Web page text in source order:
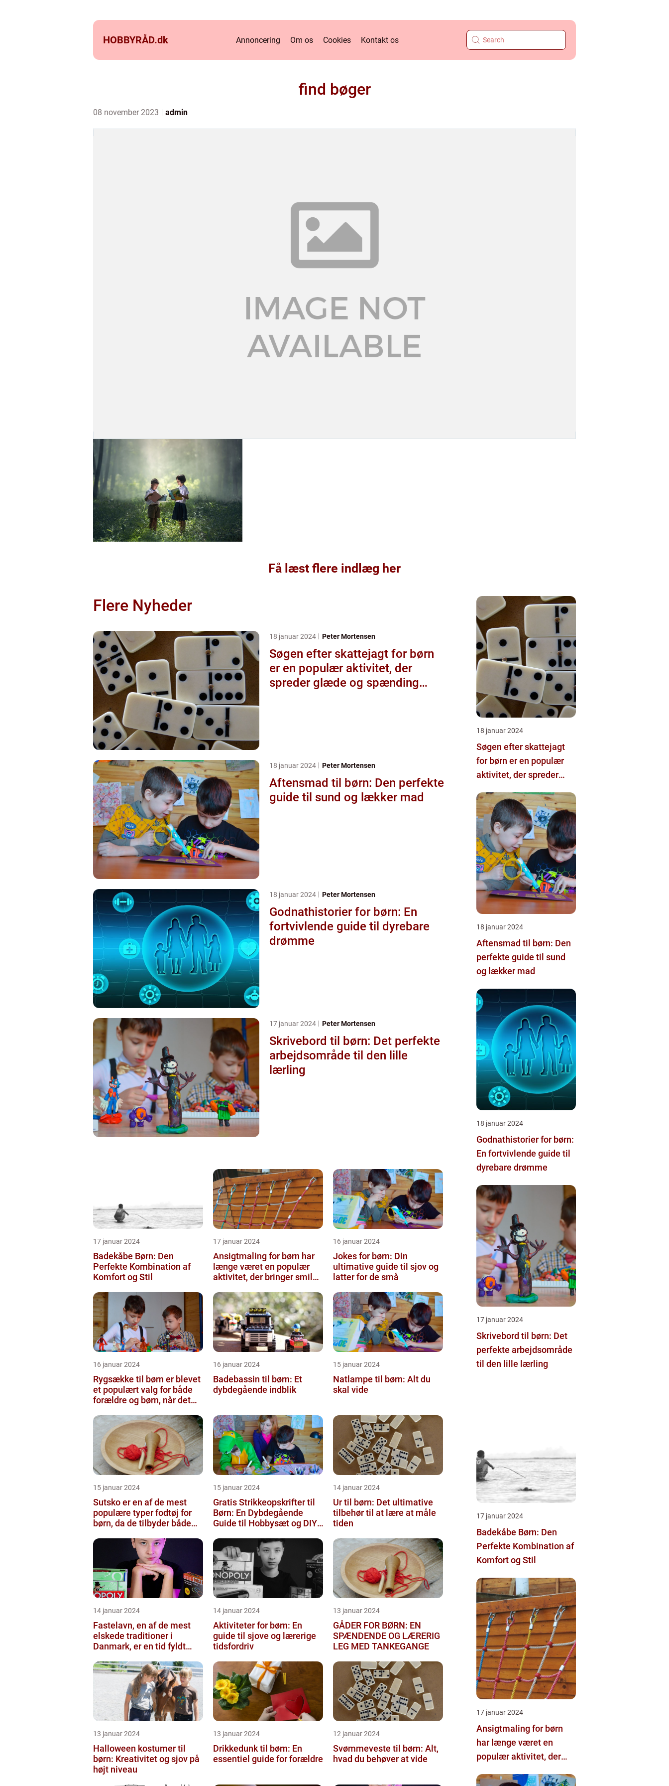
HOBBYRÅD.dk Annoncering Om os Cookies Kontakt os
find bøger
08 november 2023 admin
Få læst flere indlæg her
Flere Nyheder
18 januar 2024 Peter Mortensen
Søgen efter skattejagt for børn
er en populær aktivitet, der
spreder glæde og spænding
18 januar 2024 Peter Mortensen
Aftensmad til børn: Den perfekte
guide til sund og lækker mad
18 januar 2024 Peter Mortensen
Godnathistorier for børn: En
fortvivlende guide til dyrebare
drømme
17 januar 2024 Peter Mortensen
Skrivebord til børn: Det perfekte
arbejdsområde til den lille
lærling
17 januar 2024
Badekåbe Børn: Den
Perfekte Kombination af
Komfort og Stil
17 januar 2024
Ansigtmaling for børn har
længe været en populær
aktivitet, der bringer smil
16 januar 2024
Jokes for børn: Din
ultimative guide til sjov og
latter for de små
16 januar 2024
Rygsække til børn er blevet
et populært valg for både
forældre og børn, når det
16 januar 2024
Badebassin til børn: Et
dybdegående indblik
15 januar 2024
Natlampe til børn: Alt du
skal vide
15 januar 2024
Sutsko er en af de mest
populære typer fodtøj for
børn, da de tilbyder både
15 januar 2024
Gratis Strikkeopskrifter til
Børn: En Dybdegående
Guide til Hobbysæt og DIY-
14 januar 2024
Ur til børn: Det ultimative
tilbehør til at lære at måle
tiden
14 januar 2024
Fastelavn, en af de mest
elskede traditioner i
Danmark, er en tid fyldt
fo...
14 januar 2024
Aktiviteter for børn: En
guide til sjove og lærerige
tidsfordriv
13 januar 2024
GÅDER FOR BØRN: EN
SPÆNDENDE OG LÆRERIG
LEG MED TANKEGANGE
13 januar 2024
Halloween kostumer til
børn: Kreativitet og sjov på
højt niveau
13 januar 2024
Drikkedunk til børn: En
essentiel guide for forældre
12 januar 2024
Svømmeveste til børn: Alt,
hvad du behøver at vide
18 januar 2024
Søgen efter skattejagt
for børn er en populær
aktivitet, der spreder
blandt de unge
18 januar 2024
Aftensmad til børn: Den
perfekte guide til sund
og lækker mad
18 januar 2024
Godnathistorier for børn:
En fortvivlende guide til
dyrebare drømme
17 januar 2024
Skrivebord til børn: Det
perfekte arbejdsområde
til den lille lærling
17 januar 2024
Badekåbe Børn: Den
Perfekte Kombination af
Komfort og Stil
17 januar 2024
Ansigtmaling for børn
har længe været en
populær aktivitet, der